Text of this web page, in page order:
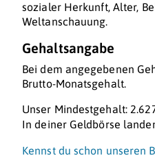
sozialer Herkunft, Alter,
Weltanschauung.
Gehaltsangabe
Bei dem angegebenen
Brutto-Monatsgehalt.
Unser Mindestgehalt:
In deiner Geldbörse
Kennst du schon unseren